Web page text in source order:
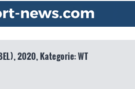
2020, Kategorie: WT